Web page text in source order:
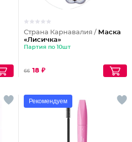
Страна Карнавалия / Маска
«Лисичка»
Партия по 10шт
66 18 ₽
Рекомендуем